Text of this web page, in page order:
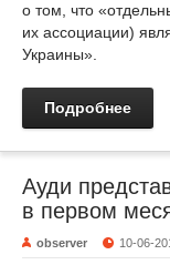
о том, что
их ассоциации)
Украины».
Подробнее
Ауди
в первом
observer 10-06-